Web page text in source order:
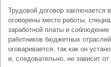
Трудовой договор
оговорены место работы,
заработной платы и
работников бюджетных
оговаривается, так как он
и, следовательно, не зависит